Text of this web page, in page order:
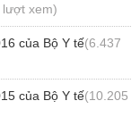
lượt xem)
của Bộ Y tế(6.437
của Bộ Y tế(10.205